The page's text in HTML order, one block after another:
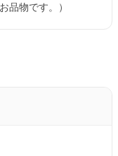
品物です。）